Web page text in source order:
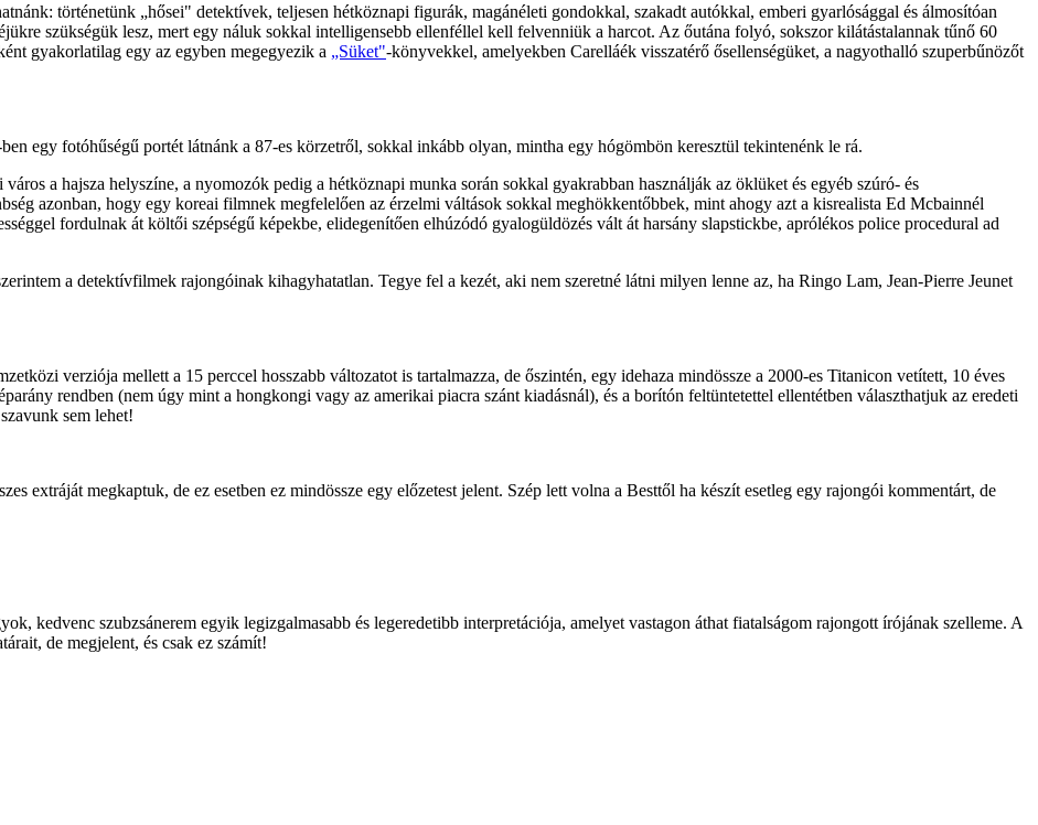
történetünk „hősei" detektívek, teljesen hétköznapi figurák, magánéleti gondokkal, szakadt autókkal, emberi gyarlósággal és álmosítóan
szükségük lesz, mert egy náluk sokkal intelligensebb ellenféllel kell felvenniük a harcot. Az őutána folyó, sokszor kilátástalannak tűnő 60
gyakorlatilag egy az egyben megegyezik a „Süket"-könyvekkel, amelyekben Carelláék visszatérő ősellenségüket, a nagyothalló szuperbűnözőt
egy fotóhűségű portét látnánk a 87-es körzetről, sokkal inkább olyan, mintha egy hógömbön keresztül tekintenénk le rá.
a hajsza helyszíne, a nyomozók pedig a hétköznapi munka során sokkal gyakrabban használják az öklüket és egyéb szúró- és
azonban, hogy egy koreai filmnek megfelelően az érzelmi váltások sokkal meghökkentőbbek, mint ahogy azt a kisrealista Ed Mcbainnél
fordulnak át költői szépségű képekbe, elidegenítően elhúzódó gyalogüldözés vált át harsány slapstickbe, aprólékos police procedural ad
a detektívfilmek rajongóinak kihagyhatatlan. Tegye fel a kezét, aki nem szeretné látni milyen lenne az, ha Ringo Lam, Jean-Pierre Jeunet
verziója mellett a 15 perccel hosszabb változatot is tartalmazza, de őszintén, egy idehaza mindössze a 2000-es Titanicon vetített, 10 éves
rendben (nem úgy mint a hongkongi vagy az amerikai piacra szánt kiadásnál), és a borítón feltüntetettel ellentétben választhatjuk az eredeti
sem lehet!
extráját megkaptuk, de ez esetben ez mindössze egy előzetest jelent. Szép lett volna a Besttől ha készít esetleg egy rajongói kommentárt, de
kedvenc szubzsánerem egyik legizgalmasabb és legeredetibb interpretációja, amelyet vastagon áthat fiatalságom rajongott írójának szelleme. A
de megjelent, és csak ez számít!